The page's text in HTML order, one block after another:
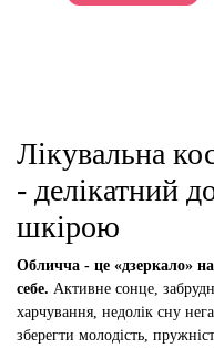
Лікувальна
- делікатний
шкірою
Обличча - це «дзеркало»
себе. Активне сонце,
харчування, недолік сну
зберегти молодість,